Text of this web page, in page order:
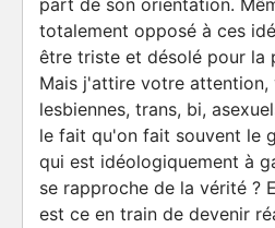
part de son orientation.
totalement opposé à ces
être triste et désolé pour la
Mais j'attire votre attention,
lesbiennes, trans, bi,
le fait qu'on fait souvent le
qui est idéologiquement à
se rapproche de la vérité ?
est ce en train de devenir